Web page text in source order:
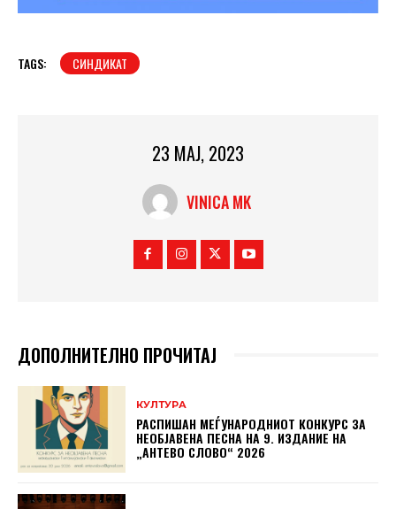
TAGS: СИНДИКАТ
23 МАЈ, 2023
VINICA MK
ДОПОЛНИТЕЛНО ПРОЧИТАЈ
КУЛТУРА
РАСПИШАН МЕЃУНАРОДНИОТ КОНКУРС ЗА
НЕОБЈАВЕНА ПЕСНА НА 9. ИЗДАНИЕ НА
„АНТЕВО СЛОВО“ 2026